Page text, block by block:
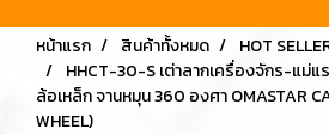
หน้าแรก สินค้าทั้งหมด
HOT
HHCT-30-S เต่าลากเครื่องจักร-แม่
ล้อเหล็ก จานหมุน 360 องศา OMASTAR
WHEEL)